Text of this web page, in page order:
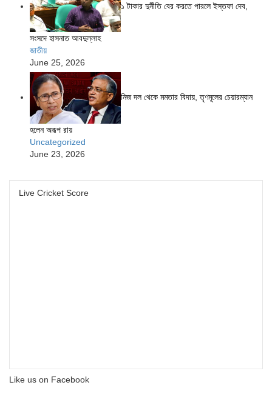
১ টাকার দুর্নীতি বের করতে পারলে ইস্তফা দেব,
সংসদে হাসনাত আবদুল্লাহ
জাতীয়
June 25, 2026
নিজ দল থেকে মমতার বিদায়, তৃণমূলের চেয়ারম্যান
হলেন অরূপ রায়
Uncategorized
June 23, 2026
Live Cricket Score
Like us on Facebook